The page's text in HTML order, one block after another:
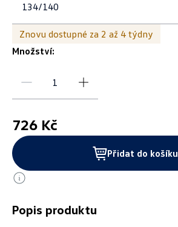
Popis produktu
134/140
Znovu dostupné za 2 až 4 týdny
Množství:
726 Kč
Přidat do košíku